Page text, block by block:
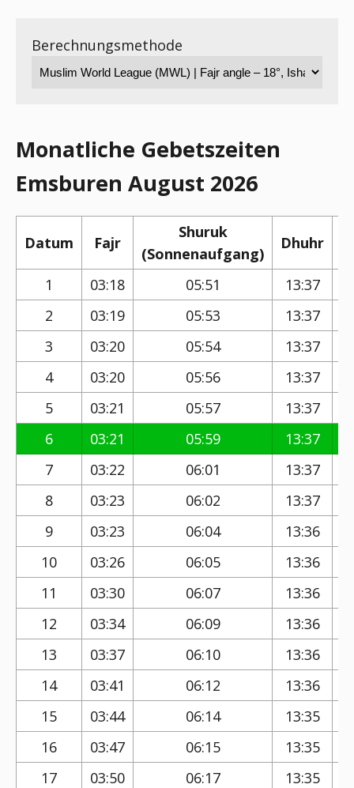
Berechnungsmethode
Monatliche Gebetszeiten
Emsburen August 2026
Datum Fajr
Shuruk
(Sonnenaufgang)
Dhuhr
1
03:18 05:51 13:37
2
03:19 05:53 13:37
3
03:20 05:54 13:37
4
03:20 05:56 13:37
5
03:21 05:57 13:37
6
03:21 05:59 13:37
7
03:22 06:01 13:37
8
03:23 06:02 13:37
9
03:23 06:04 13:36
10
03:26 06:05 13:36
11
03:30 06:07 13:36
12
03:34 06:09 13:36
13
03:37 06:10 13:36
14
03:41 06:12 13:36
15
03:44 06:14 13:35
16
03:47 06:15 13:35
17
03:50 06:17 13:35